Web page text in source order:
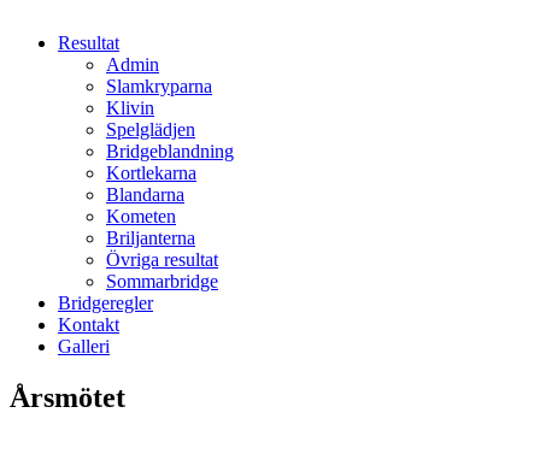
Resultat
Admin
Slamkryparna
Klivin
Spelglädjen
Bridgeblandning
Kortlekarna
Blandarna
Kometen
Briljanterna
Övriga resultat
Sommarbridge
Bridgeregler
Kontakt
Galleri
Årsmötet